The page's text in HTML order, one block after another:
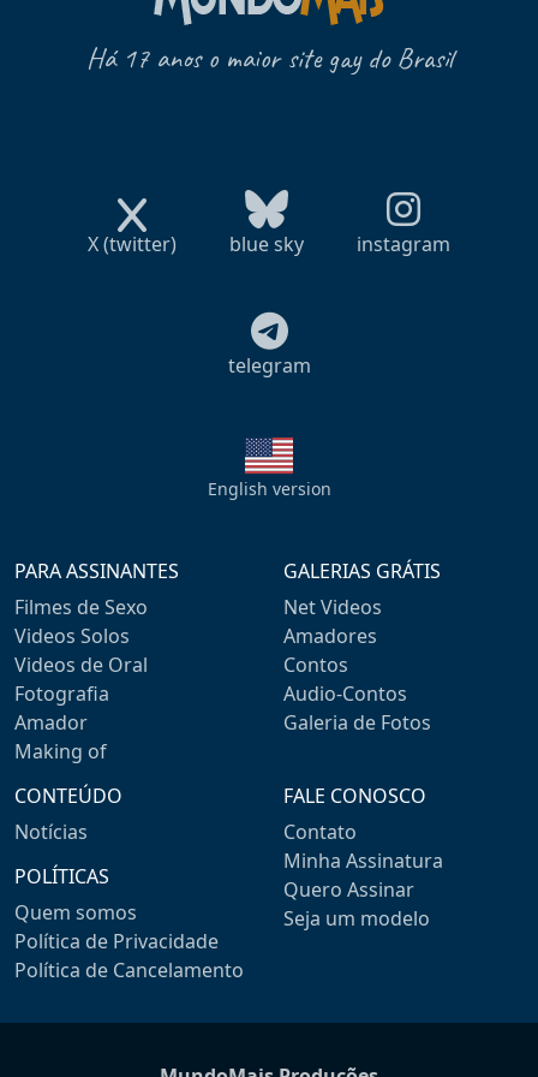
Há 17 anos o maior site gay do Brasil
X (twitter) blue sky instagram
telegram
English version
PARA ASSINANTES
Filmes de Sexo
Videos Solos
Videos de Oral
Fotografia
Amador
Making of
GALERIAS GRÁTIS
Net Videos
Amadores
Contos
Audio-Contos
Galeria de Fotos
CONTEÚDO
Notícias
POLÍTICAS
Quem somos
Política de Privacidade
Política de Cancelamento
FALE CONOSCO
Contato
Minha Assinatura
Quero Assinar
Seja um modelo